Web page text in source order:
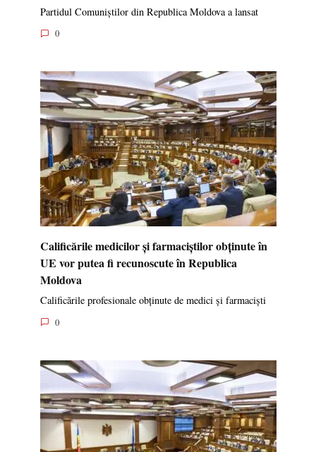
Partidul Comuniștilor din Republica Moldova a lansat
0
Calificările medicilor și farmaciștilor obținute în
UE vor putea fi recunoscute în Republica
Moldova
Calificările profesionale obținute de medici și farmaciști
0